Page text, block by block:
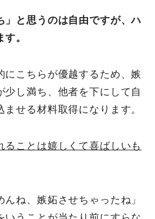
」と思うのは自由ですが、ハ
。
にこちらが優越するため、嫉
少し満ち、他者を下にして自
せる材料取得になります。
ることは嬉しくて喜ばしいも
んね、嫉妬させちゃったね」